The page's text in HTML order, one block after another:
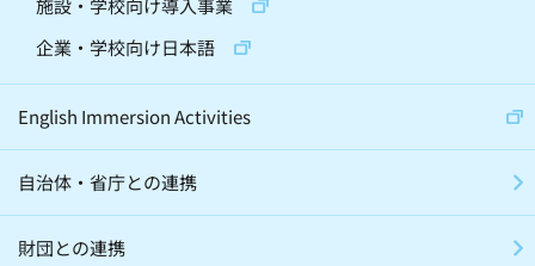
施設・学校向け導入事業
企業・学校向け日本語
English Immersion Activities
自治体・省庁との連携
財団との連携